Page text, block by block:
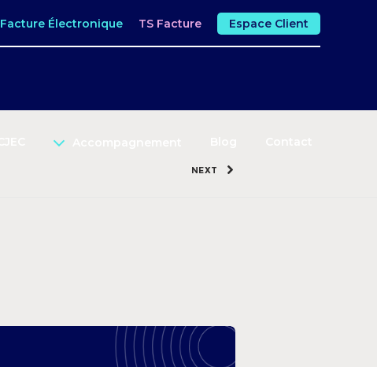
Facture Électronique TS Facture Espace Client
NEXT